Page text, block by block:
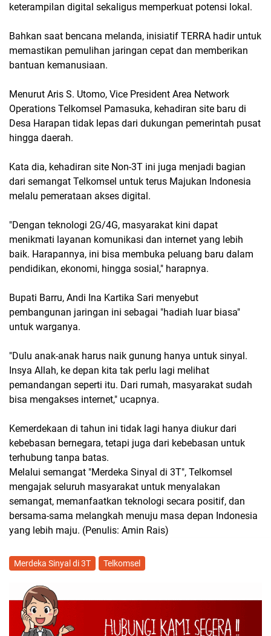
keterampilan digital sekaligus memperkuat potensi lokal.
Bahkan saat bencana melanda, inisiatif TERRA hadir untuk
memastikan pemulihan jaringan cepat dan memberikan
bantuan kemanusiaan.
Menurut Aris S. Utomo, Vice President Area Network
Operations Telkomsel Pamasuka, kehadiran site baru di
Desa Harapan tidak lepas dari dukungan pemerintah pusat
hingga daerah.
Kata dia, kehadiran site Non-3T ini juga menjadi bagian
dari semangat Telkomsel untuk terus Majukan Indonesia
melalu pemerataan akses digital.
"Dengan teknologi 2G/4G, masyarakat kini dapat
menikmati layanan komunikasi dan internet yang lebih
baik. Harapannya, ini bisa membuka peluang baru dalam
pendidikan, ekonomi, hingga sosial," harapnya.
Bupati Barru, Andi Ina Kartika Sari menyebut
pembangunan jaringan ini sebagai "hadiah luar biasa"
untuk warganya.
"Dulu anak-anak harus naik gunung hanya untuk sinyal.
Insya Allah, ke depan kita tak perlu lagi melihat
pemandangan seperti itu. Dari rumah, masyarakat sudah
bisa mengakses internet," ucapnya.
Kemerdekaan di tahun ini tidak lagi hanya diukur dari
kebebasan bernegara, tetapi juga dari kebebasan untuk
terhubung tanpa batas.
Melalui semangat "Merdeka Sinyal di 3T", Telkomsel
mengajak seluruh masyarakat untuk menyalakan
semangat, memanfaatkan teknologi secara positif, dan
bersama-sama melangkah menuju masa depan Indonesia
yang lebih maju. (Penulis: Amin Rais)
Merdeka Sinyal di 3T Telkomsel